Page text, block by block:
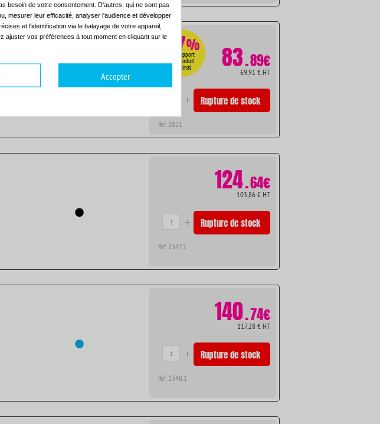
-47%
Par rapport
au produit
original 83.89€
69,91 € HT
Rupture de stock
Ref. 1821
124.64€
103,86 € HT
Rupture de stock
Ref. 1347.1
140.74€
117,28 € HT
Rupture de stock
Ref. 1348.1
besoin de votre consentement. D'autres, qui ne sont pas
mesurer leur efficacité, analyser l'audience et développer
et l'identification via le balayage de votre appareil,
ajuster vos préférences à tout moment en cliquant sur le
Accepter